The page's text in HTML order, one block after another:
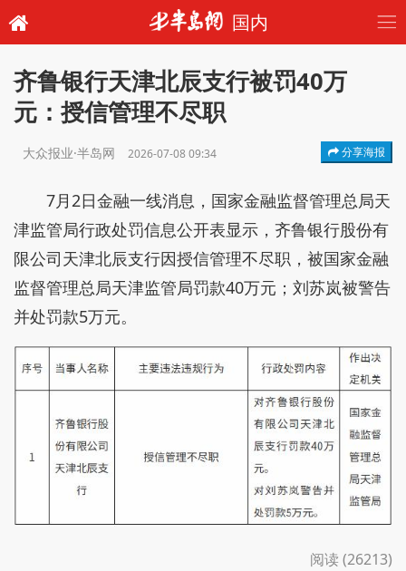
国内
齐鲁银行天津北辰支行被罚40万
元：授信管理不尽职
大众报业·半岛网 2026-07-08 09:34 分享海报
7月2日金融一线消息，国家金融监督管理总局天
津监管局行政处罚信息公开表显示，齐鲁银行股份有
限公司天津北辰支行因授信管理不尽职，被国家金融
监督管理总局天津监管局罚款40万元；刘苏岚被警告
并处罚款5万元。
阅读 (26213)